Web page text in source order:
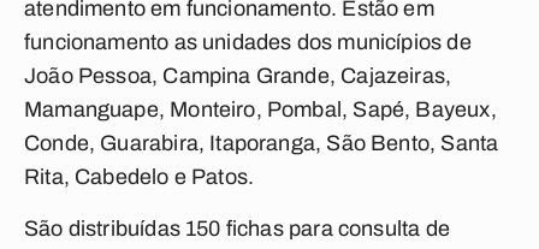
atendimento em funcionamento. Estão em
funcionamento as unidades dos municípios de
João Pessoa, Campina Grande, Cajazeiras,
Mamanguape, Monteiro, Pombal, Sapé, Bayeux,
Conde, Guarabira, Itaporanga, São Bento, Santa
Rita, Cabedelo e Patos.
São distribuídas 150 fichas para consulta de